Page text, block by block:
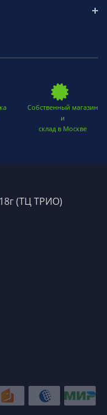
Собственный магазин
и
склад в Москве
(ТЦ ТРИО)